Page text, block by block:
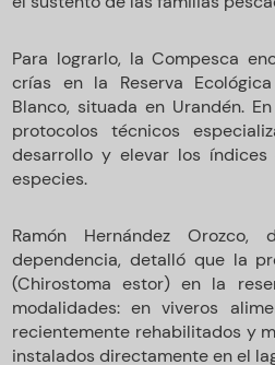
Para lograrlo, la Compesca
crías en la Reserva
Blanco, situada en Urandén.
protocolos técnicos
desarrollo y elevar los
especies.
Ramón Hernández
dependencia, detalló que la
(Chirostoma estor) en la
modalidades: en viveros
recientemente rehabilitados y
instalados directamente en el